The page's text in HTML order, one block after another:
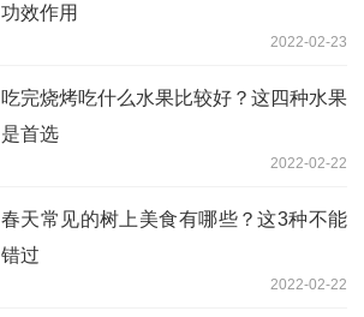
功效作用
2022-02-23
吃完烧烤吃什么水果比较好？这四种水果
是首选
2022-02-22
春天常见的树上美食有哪些？这3种不能
错过
2022-02-22